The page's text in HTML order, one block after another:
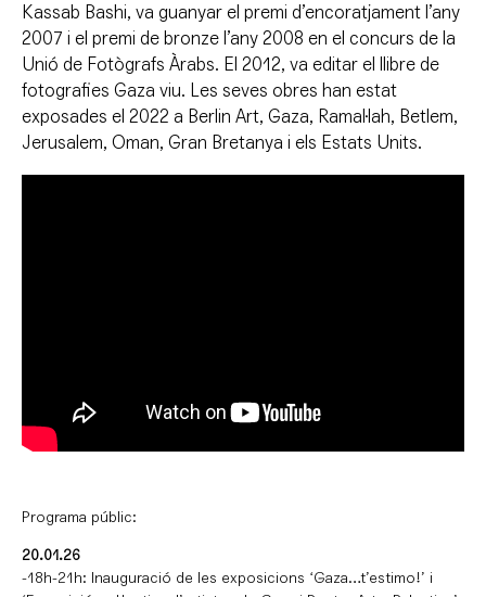
Kassab Bashi, va guanyar el premi d’encoratjament l’any
2007 i el premi de bronze l’any 2008 en el concurs de la
Unió de Fotògrafs Àrabs. El 2012, va editar el llibre de
fotografies Gaza viu. Les seves obres han estat
exposades el 2022 a Berlin Art, Gaza, Ramal·lah, Betlem,
Jerusalem, Oman, Gran Bretanya i els Estats Units.
Programa públic:
20.01.26
-18h-21h: Inauguració de les exposicions ‘Gaza…t’estimo!’ i